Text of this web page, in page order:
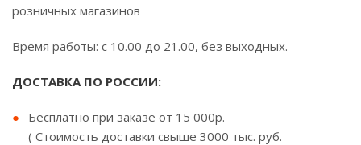
розничных магазинов
Время работы: с 10.00 до 21.00, без выходных.
ДОСТАВКА ПО РОССИИ:
Бесплатно при заказе от 15 000р.
( Стоимость доставки свыше 3000 тыс. руб.